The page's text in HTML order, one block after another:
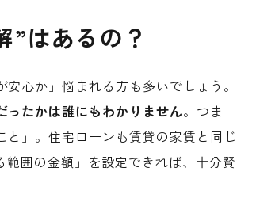
”はあるの？
心か」悩まれる方も多いでしょう。
ったかは誰にもわかりません。つま
」。住宅ローンも賃貸の家賃と同じ
範囲の金額」を設定できれば、十分賢